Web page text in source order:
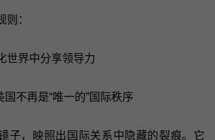
则：
世界中分享领导力
国不再是“唯一的”国际秩序
子，映照出国际关系中隐藏的裂痕。它